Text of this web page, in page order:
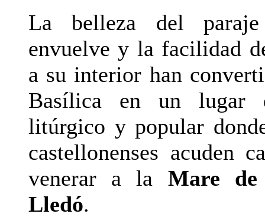
La belleza del
envuelve y la facilidad
a su interior han
Basílica en un lugar
litúrgico y popular
castellonenses acuden
venerar a la Mare
Lledó.